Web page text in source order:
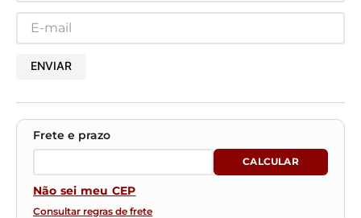
ENVIAR
Não sei meu CEP
Consultar regras de frete